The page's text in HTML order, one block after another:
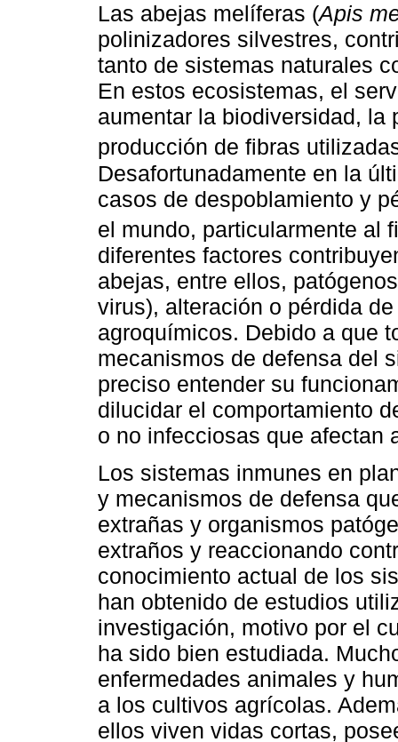
Las abejas melíferas (Apis
polinizadores silvestres,
tanto de sistemas naturales
En estos ecosistemas, el
aumentar la biodiversidad, la
producción de fibras
Desafortunadamente en la
casos de despoblamiento y
el mundo, particularmente al
diferentes factores
abejas, entre ellos,
virus), alteración o pérdida
agroquímicos. Debido a que
mecanismos de defensa del
preciso entender su
dilucidar el comportamiento
o no infecciosas que afectan
Los sistemas inmunes en
y mecanismos de defensa
extrañas y organismos
extraños y reaccionando
conocimiento actual de los
han obtenido de estudios
investigación, motivo por el
ha sido bien estudiada.
enfermedades animales y
a los cultivos agrícolas.
ellos viven vidas cortas,